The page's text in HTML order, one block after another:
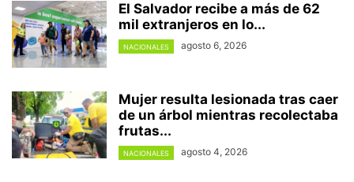
El Salvador recibe a más de 62
mil extranjeros en lo...
NACIONALES agosto 6, 2026
Mujer resulta lesionada tras caer
de un árbol mientras recolectaba
frutas...
NACIONALES agosto 4, 2026